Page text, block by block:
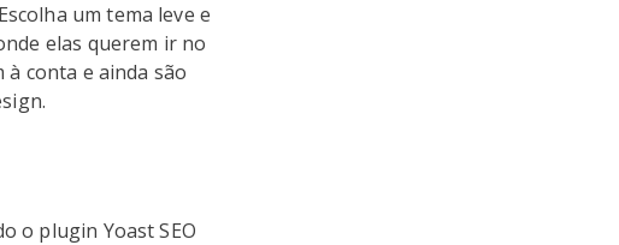
um tema leve e
elas querem ir no
conta e ainda são
o plugin Yoast SEO